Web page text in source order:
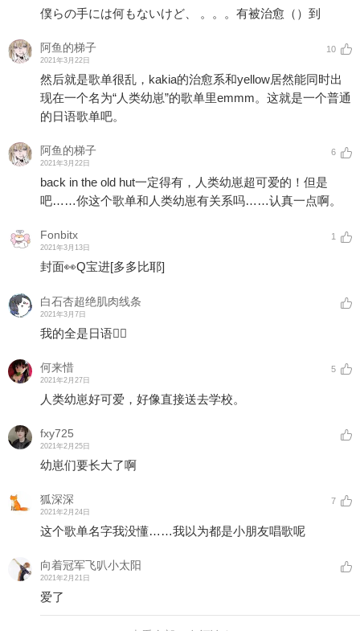
僕らの手には何もないけど、 。。。有被治愈（）到
阿鱼的梯子
2021年3月22日
10
然后就是歌单很乱，kakia的治愈系和yellow居然能同时出
现在一个名为“人类幼崽”的歌单里emmm。这就是一个普通
的日语歌单吧。
阿鱼的梯子
2021年3月22日
6
back in the old hut一定得有，人类幼崽超可爱的！但是
吧……你这个歌单和人类幼崽有关系吗……认真一点啊。
Fonbitx
2021年3月13日
1
封面👀Q宝进[多多比耶]
白石杏超绝肌肉线条
2021年3月7日
我的全是日语👍🏿
何来惜
2021年2月27日
5
人类幼崽好可爱，好像直接送去学校。
fxy725
2021年2月25日
幼崽们要长大了啊
狐深深
2021年2月24日
7
这个歌单名字我没懂……我以为都是小朋友唱歌呢
向着冠军飞叭小太阳
2021年2月21日
爱了